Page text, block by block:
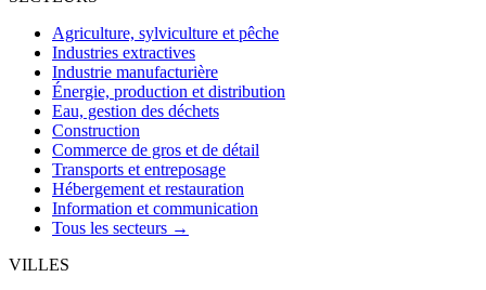
Agriculture, sylviculture et pêche
Industries extractives
Industrie manufacturière
Énergie, production et distribution
Eau, gestion des déchets
Construction
Commerce de gros et de détail
Transports et entreposage
Hébergement et restauration
Information et communication
Tous les secteurs →
VILLES